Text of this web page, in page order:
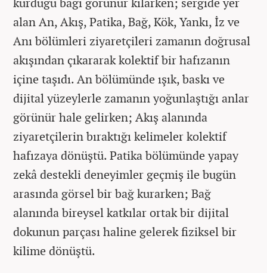
alan An, Akış, Patika, Bağ, Kök, Yankı, İz ve
Anı bölümleri ziyaretçileri zamanın doğrusal
akışından çıkararak kolektif bir hafızanın
içine taşıdı. An bölümünde ışık, baskı ve
dijital yüzeylerle zamanın yoğunlaştığı anlar
görünür hale gelirken; Akış alanında
ziyaretçilerin bıraktığı kelimeler kolektif
hafızaya dönüştü. Patika bölümünde yapay
zekâ destekli deneyimler geçmiş ile bugün
arasında görsel bir bağ kurarken; Bağ
alanında bireysel katkılar ortak bir dijital
dokunun parçası haline gelerek fiziksel bir
kilime dönüştü.